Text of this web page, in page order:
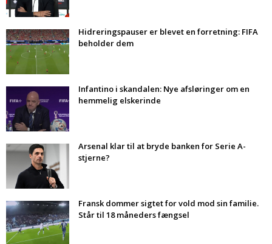
Hidreringspauser er blevet en forretning: FIFA
beholder dem
Infantino i skandalen: Nye afsløringer om en
hemmelig elskerinde
Arsenal klar til at bryde banken for Serie A-
stjerne?
Fransk dommer sigtet for vold mod sin familie.
Står til 18 måneders fængsel